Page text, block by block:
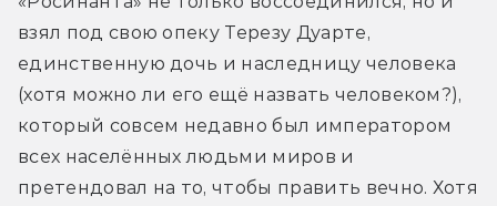
взял под свою опеку Терезу Дуарте,
единственную дочь и наследницу человека
(хотя можно ли его ещё назвать человеком?),
который совсем недавно был императором
всех населённых людьми миров и
претендовал на то, чтобы править вечно. Хотя